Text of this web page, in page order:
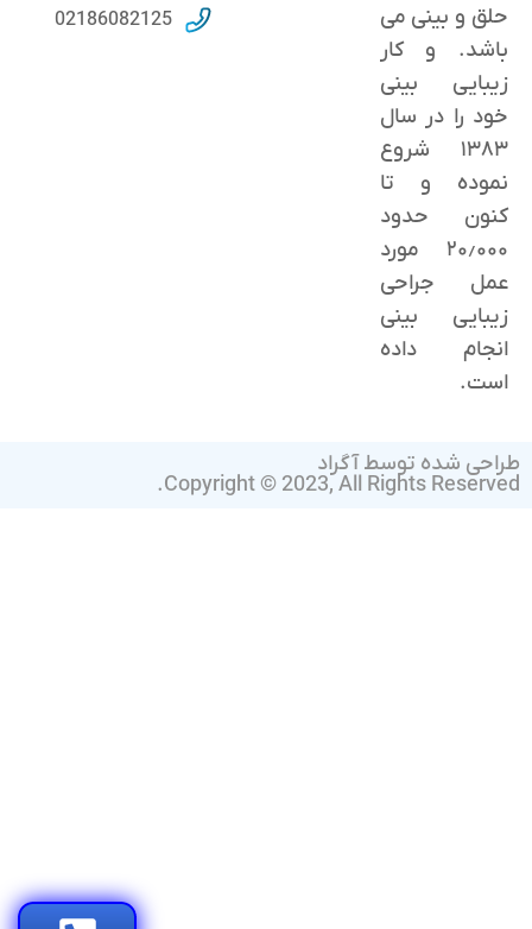
حلق و بینی می
باشد. و کار
زیبایی بینی
خود را در سال
۱۳۸۳ شروع
نموده و تا
کنون حدود
٢۰٫۰۰۰ مورد
عمل جراحی
زیبایی بینی
انجام داده
است.
02186082125
طراحی شده توسط آگراد
Copyright © 2023, All Rights Reserved.